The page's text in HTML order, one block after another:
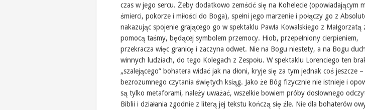
czas w jego sercu. Żeby dodatkowo zemścić się na Kohelecie (opowiadającym
śmierci, pokorze i miłości do Boga), spełni jego marzenie i połączy go z
nakazując spojenie grającego go w spektaklu Pawła Kowalskiego z Małgorzatą
pomocą taśmy, będącej symbolem przemocy. Hiob, przepełniony cierpieniem,
przekracza więc granicę i zaczyna odwet. Nie na Bogu niestety, a na Bogu
winnych ludziach, do tego Kolegach z Zespołu. W spektaklu Lorenciego ten
„szalejącego” bohatera widać jak na dłoni, kryje się za tym jednak coś jeszcze
bezrozumnego czytania świętych ksiąg. Jako że Bóg fizycznie nie istnieje i
są tylko metaforami, należy uważać, wszelkie bowiem próby dosłownego
Biblii i działania zgodnie z literą jej tekstu kończą się źle. Nie dla bohaterów